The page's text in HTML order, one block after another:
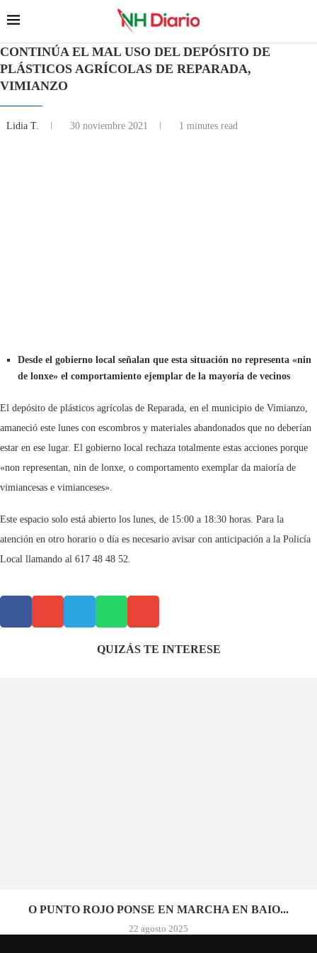
CONTINÚA EL MAL USO DEL DEPÓSITO DE
PLÁSTICOS AGRÍCOLAS DE REPARADA,
VIMIANZO
Lidia T. 30 noviembre 2021 1 minutes read
Desde el gobierno local señalan que esta situación no representa «nin
de lonxe» el comportamiento ejemplar de la mayoría de vecinos
El depósito de plásticos agrícolas de Reparada, en el municipio de Vimianzo,
amaneció este lunes con escombros y materiales abandonados que no deberían
estar en ese lugar. El gobierno local rechaza totalmente estas acciones porque
«non representan, nin de lonxe, o comportamento exemplar da maioría de
vimiancesas e vimianceses».
Este espacio solo está abierto los lunes, de 15:00 a 18:30 horas. Para la
atención en otro horario o día es necesario avisar con anticipación a la Policía
Local llamando al 617 48 48 52.
QUIZÁS TE INTERESE
O PUNTO ROJO PONSE EN MARCHA EN BAIO...
22 agosto 2025